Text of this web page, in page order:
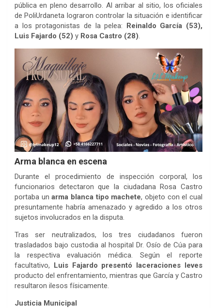
pública en pleno desarrollo. Al arribar al sitio, los oficiales
de PoliUrdaneta lograron controlar la situación e identificar
a los protagonistas de la pelea: Reinaldo García (53),
Luis Fajardo (52) y Rosa Castro (28)
Arma blanca en escena
Durante el procedimiento de inspección corporal, los
funcionarios detectaron que la ciudadana Rosa Castro
portaba unarma blanca tipo machete, objeto con el cual
presuntamente habría amenazado y agredido a los otros
sujetos involucrados en la disputa.
Tras ser neutralizados, los tres ciudadanos fueron
trasladados bajo custodia al hospital Dr. Osío de Cúa para
la respectiva evaluación médica. Según el reporte
facultativo, Luis Fajardo presentó laceraciones leves
producto del enfrentamiento, mientras que García y Castro
resultaron ilesos físicamente.
Justicia Municipal